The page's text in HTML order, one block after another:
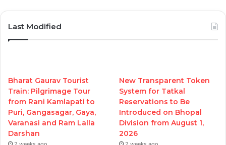
Last Modified
Bharat Gaurav Tourist
Train: Pilgrimage Tour
from Rani Kamlapati to
Puri, Gangasagar, Gaya,
Varanasi and Ram Lalla
Darshan
New Transparent Token
System for Tatkal
Reservations to Be
Introduced on Bhopal
Division from August 1,
2026